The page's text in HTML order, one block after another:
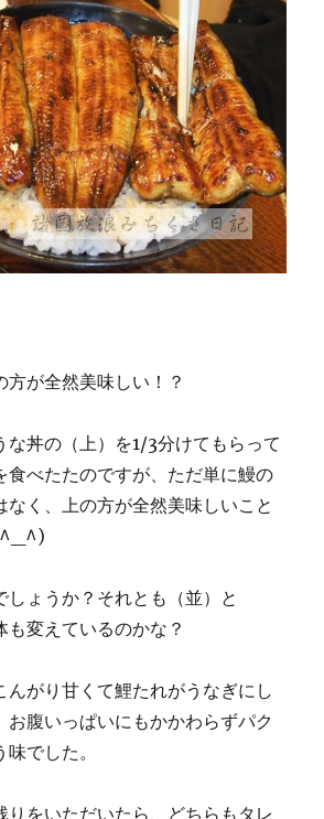
方が全然美味しい！？
な丼の（上）を1/3分けてもらって
食べたたのですが、ただ単に鰻の
なく、上の方が全然美味しいこと
しょうか？それとも（並）と
も変えているのかな？
んがり甘くて鯉たれがうなぎにし
お腹いっぱいにもかかわらずパク
でした。
りをいただいたら、どちらもタレ